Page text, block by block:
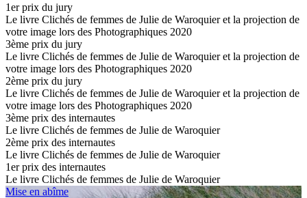
1erprix du jury
Le livre Clichés de femmes de Julie de Waroquier et la projection de
votre image lors des Photographiques 2020
3ème prix du jury
Le livre Clichés de femmes de Julie de Waroquier et la projection de
votre image lors des Photographiques 2020
2ème prix du jury
Le livre Clichés de femmes de Julie de Waroquier et la projection de
votre image lors des Photographiques 2020
3ème prix des internautes
Le livre Clichés de femmes de Julie de Waroquier
2ème prix des internautes
Le livre Clichés de femmes de Julie de Waroquier
1erprix des internautes
Le livre Clichés de femmes de Julie de Waroquier
Mise en abîme